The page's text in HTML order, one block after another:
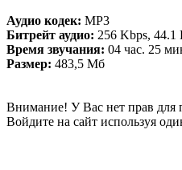
Аудио кодек: MP3
Битрейт аудио: 256 Kbps, 44.1
Время звучания: 04 час. 25
Размер: 483,5 Мб
Внимание! У Вас нет прав для
Войдите на сайт используя